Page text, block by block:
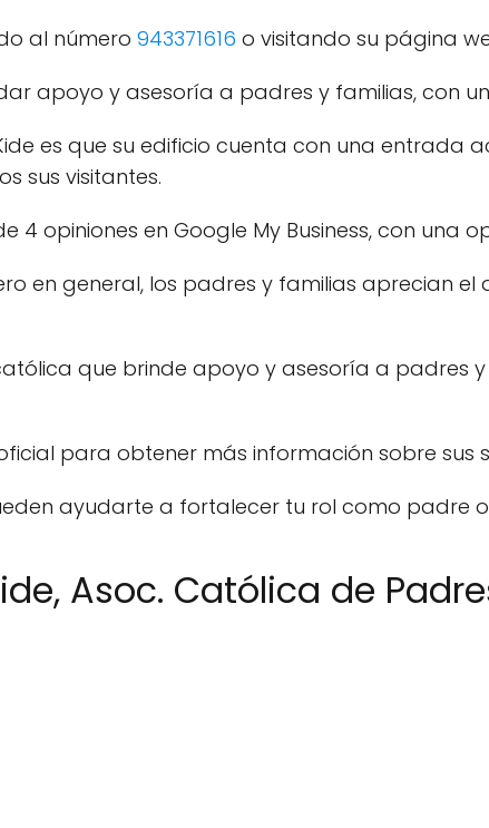
al número 943371616 o visitando su página
apoyo y asesoría a padres y familias, con
es que su edificio cuenta con una entrada
sus visitantes.
opiniones en Google My Business, con una
en general, los padres y familias aprecian
que brinde apoyo y asesoría a padres y
para obtener más información sobre sus
ayudarte a fortalecer tu rol como padre
Asoc. Católica de